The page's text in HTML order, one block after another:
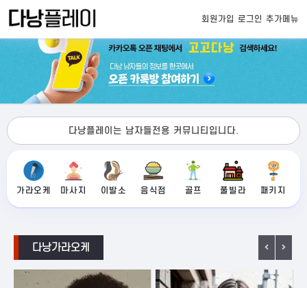
회원가입 로그인 추가메뉴
다낭플레이는 남자들전용 커뮤니티입니다.
가라오케 마사지 이발소 음식점 골프 풀빌라 패키지
다낭가라오케